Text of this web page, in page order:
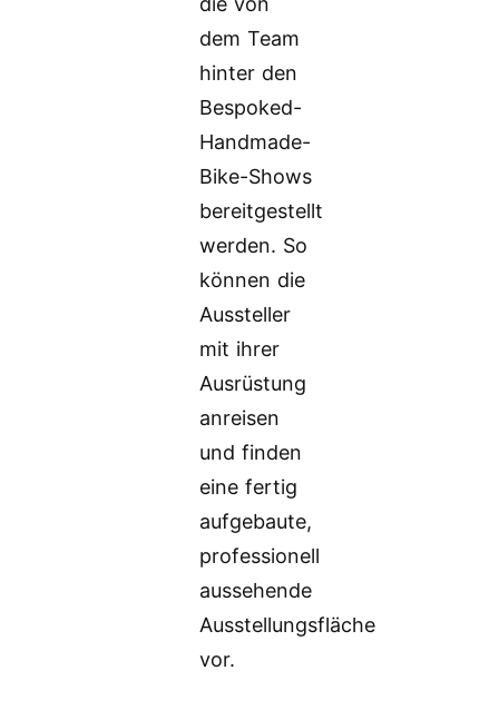
dem Team
hinter den
Bespoked-
Handmade-
Bike-Shows
bereitgestellt
werden. So
können die
Aussteller
mit ihrer
Ausrüstung
anreisen
und finden
eine fertig
aufgebaute,
professionell
aussehende
Ausstellungsfläche
vor.